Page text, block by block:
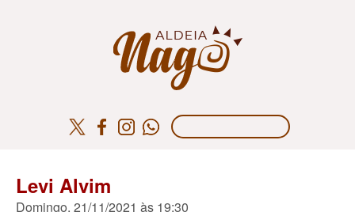
Levi Alvim
Domingo, 21/11/2021 às 19:30